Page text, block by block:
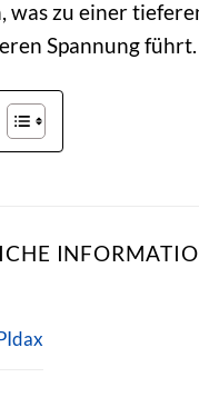
was zu einer
Spannung führt.